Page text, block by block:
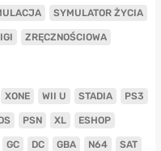
SYMULATOR ŻYCIA
ZRĘCZNOŚCIOWA
XONE WII U STADIA PS3
PSN XL ESHOP
GC DC GBA N64 SAT